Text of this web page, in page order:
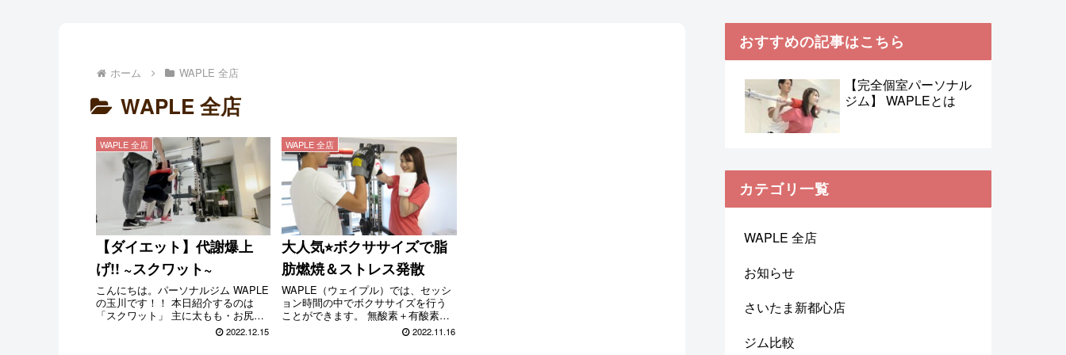
ホーム WAPLE 全店
WAPLE 全店
WAPLE 全店
【ダイエット】代謝爆上
げ!! ~スクワット~
こんにちは。パーソナルジム WAPLE
の玉川です！！ 本日紹介するのは
「スクワット」 主に太もも・お尻・
もも裏など身体の中でも体積の大き
な筋肉を使います。 代謝の爆上げは
2022.12.15
WAPLE 全店
大人気⭐︎ボクササイズで脂
肪燃焼＆ストレス発散
WAPLE（ウェイプル）では、セッシ
ョン時間の中でボクササイズを行う
ことができます。 無酸素＋有酸素運
動の組み合わせによりさらなる脂肪
燃焼効果が期待できるほか、体幹部
2022.11.16
おすすめの記事はこちら
【完全個室パーソナル
ジム】 WAPLEとは
カテゴリ一覧
WAPLE 全店
お知らせ
さいたま新都心店
ジム比較